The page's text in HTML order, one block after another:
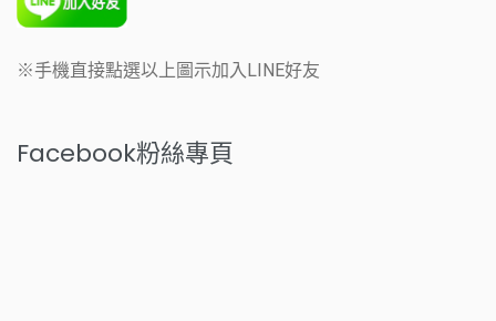
※手機直接點選以上圖示加入LINE好友
Facebook粉絲專頁